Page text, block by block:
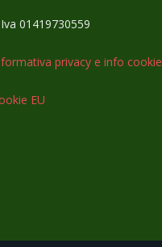
01419730559
privacy e info cookie
EU